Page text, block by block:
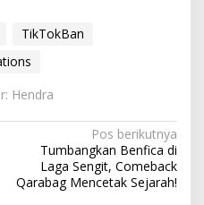
TikTokBan
Hendra
Pos berikutnya
Tumbangkan Benfica di
Laga Sengit, Comeback
Qarabag Mencetak Sejarah!